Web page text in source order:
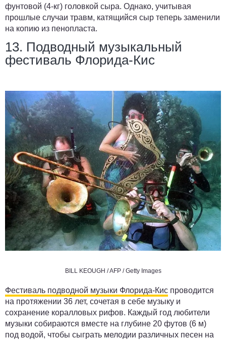
фунтовой (4-кг) головкой сыра. Однако, учитывая
прошлые случаи травм, катящийся сыр теперь заменили
на копию из пенопласта.
13. Подводный музыкальный
фестиваль Флорида-Кис
BILL KEOUGH / AFP / Getty Images
Фестиваль подводной музыки Флорида-Кис проводится
на протяжении 36 лет, сочетая в себе музыку и
сохранение коралловых рифов. Каждый год любители
музыки собираются вместе на глубине 20 футов (6 м)
под водой, чтобы сыграть мелодии различных песен на